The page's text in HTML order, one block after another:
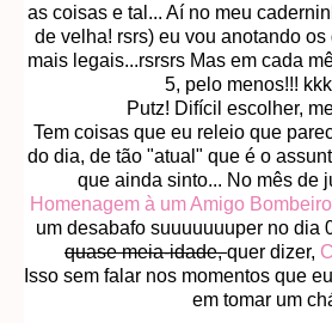
as coisas e tal... Aí no meu
de velha! rsrs) eu vou anotando
mais legais...rsrsrs Mas em cada
5, pelo menos!!!
Putz! Difícil escolher,
Tem coisas que eu releio que
do dia, de tão "atual" que é o
que ainda sinto... No mês de
Homenagem à um Amigo Bombeiro
um desabafo suuuuuuuper no dia
quase meia-idade,quer dizer,
Isso sem falar nos momentos que
em tomar um